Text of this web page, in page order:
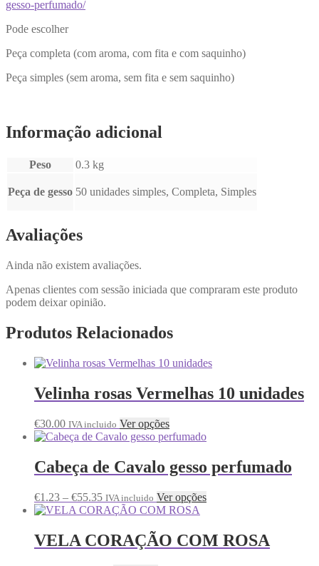
gesso-perfumado/
Pode escolher
Peça completa (com aroma, com fita e com saquinho)
Peça simples (sem aroma, sem fita e sem saquinho)
Informação adicional
Peso 0.3 kg
Peça de gesso 50 unidades simples, Completa, Simples
Avaliações
Ainda não existem avaliações.
Apenas clientes com sessão iniciada que compraram este produto
podem deixar opinião.
Produtos Relacionados
Velinha rosas Vermelhas 10 unidades
€30.00 IVA incluido Ver opções
Cabeça de Cavalo gesso perfumado
€1.23 – €55.35 IVA incluido Ver opções
VELA CORAÇÃO COM ROSA